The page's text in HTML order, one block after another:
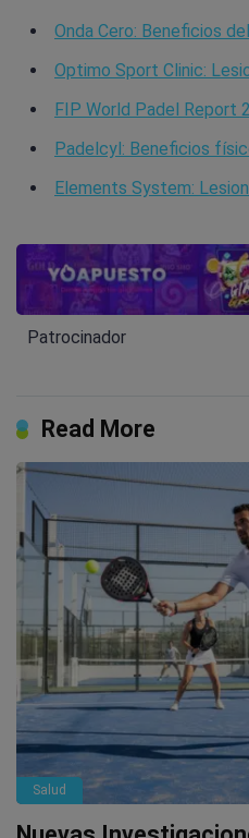
Onda Cero: Beneficios
Optimo Sport Clinic:
FIP World Padel Report
Padelcyl: Beneficios
Elements System:
Patrocinador
Read More
Salud